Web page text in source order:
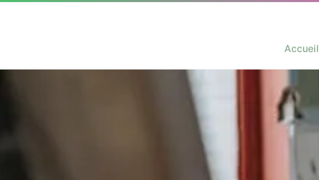
Accueil